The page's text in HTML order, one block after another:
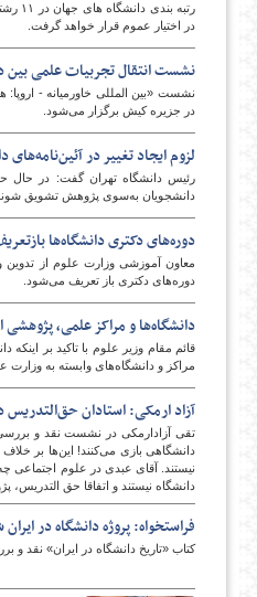
در اختیار عموم قرار خواهد گرفت.
نشست انتقال تجربیات علمی بین
در جزیره کیش برگزار می‌شود.
لزوم ایجاد تغییر در
رئیس دانشگاه تهران گفت: در حال
دانشجویان به‌سوی پژوهش تشویق شوند و
دوره‌های دکتری دانشگاه‌ها
معاون آموزشی وزارت علوم از
دوره‌های دکتری باز تعریف می‌شود.
دانشگاه‌ها و مراکز علمی،
قائم مقام وزیر علوم با تاکید بر
مراکز و دانشگاه‌های وابسته به وزارت
آزاد ارمکی: استادان
تقی آزادارمکی در نشست نقد و بررسی
دانشگاهی بازی می‌کنند! این‌ها بر خلاف
نیستند. آقای عبدی در علوم اجتماعی
دانشگاه نیستند و اتفاقا حق
فراستخواه: پروژه دانشگاه در
کتاب «تاریخ دانشگاه در ایران» نقد و